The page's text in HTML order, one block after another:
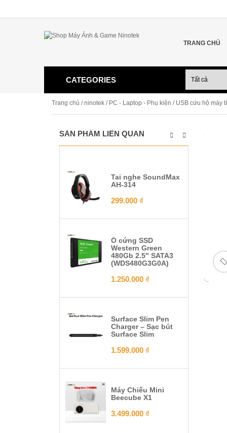
TRANG CHỦ
CATEGORIES
Trang chủ /ninotek / PC - Laptop - Phụ kiện / USB cứu hộ máy
SẢN PHẨM LIÊN QUAN
Tai nghe SoundMax
AH-314
299.000 ₫
Ổ cứng SSD
Western Green
480Gb 2.5″ SATA3
(WDS480G3G0A)
1.250.000 ₫
Surface Slim Pen
Charger – Sạc bút
Surface Slim
1.599.000 ₫
Máy Chiếu Mini
Beecube X1
3.499.000 ₫